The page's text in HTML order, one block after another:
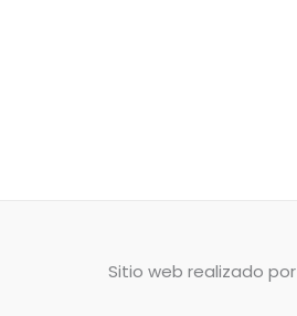
Sitio web realizado por